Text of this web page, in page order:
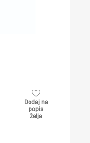
Dodaj na
popis
želja